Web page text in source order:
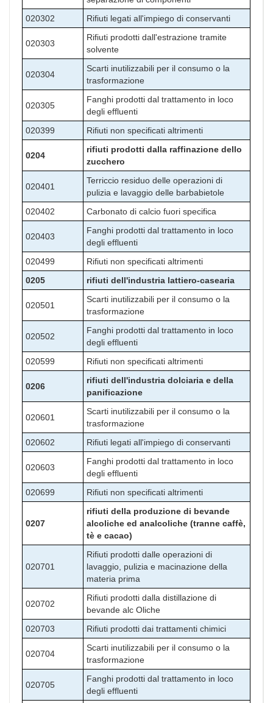
020302
Rifiuti legati all'impiego di conservanti
020303
Rifiuti prodotti dall'estrazione tramite
solvente
020304
Scarti inutilizzabili per il consumo o la
trasformazione
020305
Fanghi prodotti dal trattamento in loco
degli effluenti
020399
Rifiuti non specificati altrimenti
0204
rifiuti prodotti dalla raffinazione dello
zucchero
020401
Terriccio residuo delle operazioni di
pulizia e lavaggio delle barbabietole
020402
Carbonato di calcio fuori specifica
020403
Fanghi prodotti dal trattamento in loco
degli effluenti
020499
Rifiuti non specificati altrimenti
0205
rifiuti dell'industria lattiero-casearia
020501
Scarti inutilizzabili per il consumo o la
trasformazione
020502
Fanghi prodotti dal trattamento in loco
degli effluenti
020599
Rifiuti non specificati altrimenti
0206
rifiuti dell'industria dolciaria e della
panificazione
020601
Scarti inutilizzabili per il consumo o la
trasformazione
020602
Rifiuti legati all'impiego di conservanti
020603
Fanghi prodotti dal trattamento in loco
degli effluenti
020699
Rifiuti non specificati altrimenti
0207
rifiuti della produzione di bevande
alcoliche ed analcoliche (tranne caffè,
tè e cacao)
020701
Rifiuti prodotti dalle operazioni di
lavaggio, pulizia e macinazione della
materia prima
020702
Rifiuti prodotti dalla distillazione di
bevande alc Oliche
020703
Rifiuti prodotti dai trattamenti chimici
020704
Scarti inutilizzabili per il consumo o la
trasformazione
020705
Fanghi prodotti dal trattamento in loco
degli effluenti